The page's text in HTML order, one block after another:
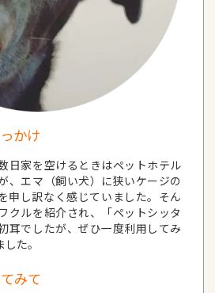
かけ
日家を空けるときはペットホテル
、エマ（飼い犬）に狭いケージの
申し訳なく感じていました。そん
クルを紹介され、「ペットシッタ
耳でしたが、ぜひ一度利用してみ
た。
みて